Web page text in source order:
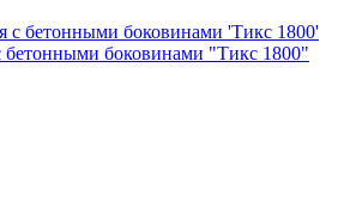
бетонными боковинами "Тикс 1800"